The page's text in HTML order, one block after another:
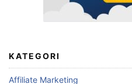
KATEGORI
Affiliate Marketing